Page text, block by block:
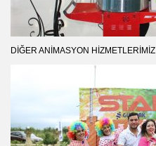
DIĞER ANIMASYON HIZMETLERIMIZ